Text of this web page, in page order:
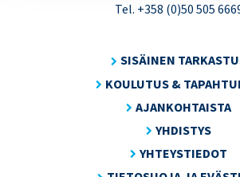
Tel. +358 (0)50 505
SISÄINEN
KOULUTUS &
AJANKOHTAISTA
YHDISTYS
YHTEYSTIEDOT